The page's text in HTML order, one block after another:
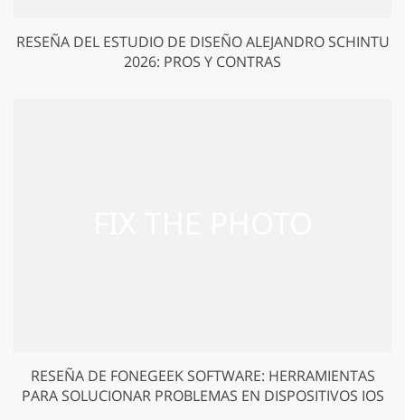
RESEÑA DEL ESTUDIO DE DISEÑO ALEJANDRO SCHINTU
2026: PROS Y CONTRAS
RESEÑA DE FONEGEEK SOFTWARE: HERRAMIENTAS
PARA SOLUCIONAR PROBLEMAS EN DISPOSITIVOS IOS